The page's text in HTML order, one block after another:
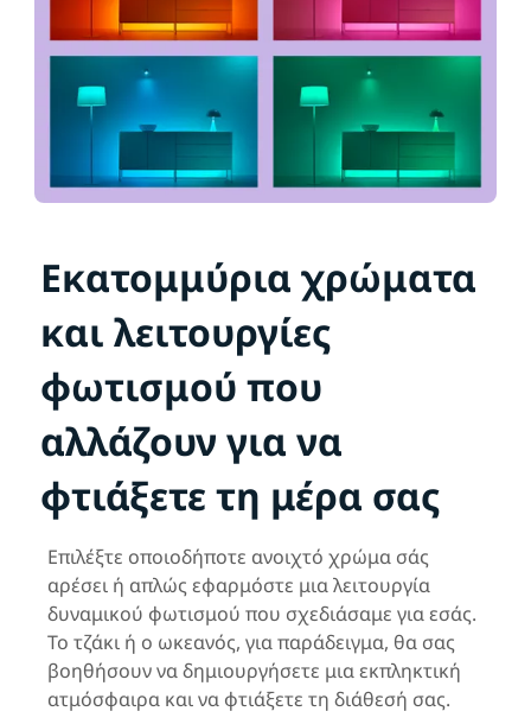
Εκατομμύρια χρώματα
και λειτουργίες
φωτισμού που
αλλάζουν για να
φτιάξετε τη μέρα σας
Επιλέξτε οποιοδήποτε ανοιχτό χρώμα σάς
αρέσει ή απλώς εφαρμόστε μια λειτουργία
δυναμικού φωτισμού που σχεδιάσαμε για εσάς.
Το τζάκι ή ο ωκεανός, για παράδειγμα, θα σας
βοηθήσουν να δημιουργήσετε μια εκπληκτική
ατμόσφαιρα και να φτιάξετε τη διάθεσή σας.